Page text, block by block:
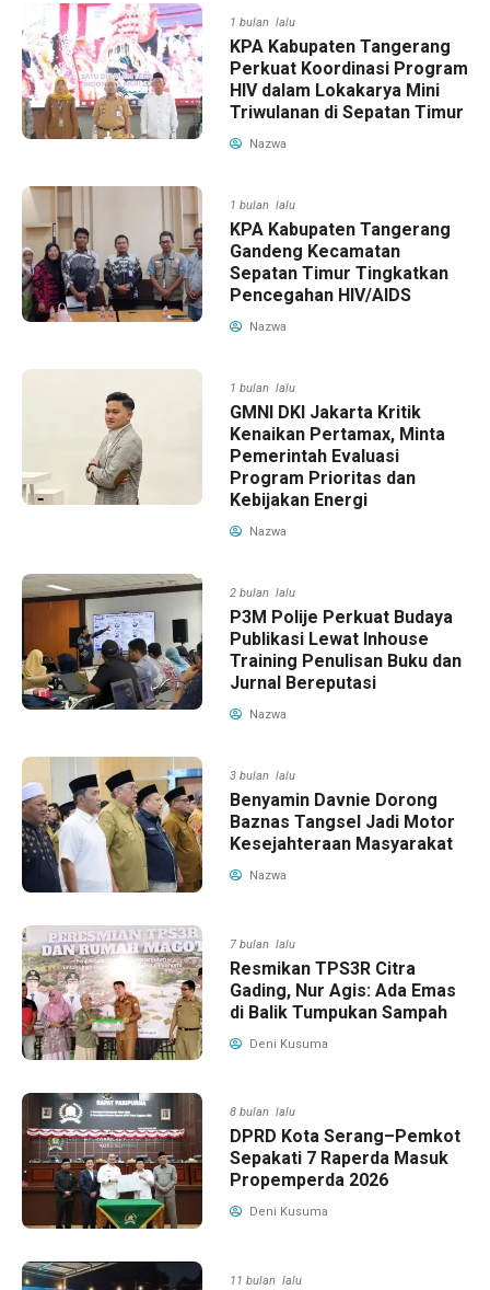
1 bulan lalu
KPA Kabupaten Tangerang
Perkuat Koordinasi Program
HIV dalam Lokakarya Mini
Triwulanan di Sepatan Timur
Nazwa
1 bulan lalu
KPA Kabupaten Tangerang
Gandeng Kecamatan
Sepatan Timur Tingkatkan
Pencegahan HIV/AIDS
Nazwa
1 bulan lalu
GMNI DKI Jakarta Kritik
Kenaikan Pertamax, Minta
Pemerintah Evaluasi
Program Prioritas dan
Kebijakan Energi
Nazwa
2 bulan lalu
P3M Polije Perkuat Budaya
Publikasi Lewat Inhouse
Training Penulisan Buku dan
Jurnal Bereputasi
Nazwa
3 bulan lalu
Benyamin Davnie Dorong
Baznas Tangsel Jadi Motor
Kesejahteraan Masyarakat
Nazwa
7 bulan lalu
Resmikan TPS3R Citra
Gading, Nur Agis: Ada Emas
di Balik Tumpukan Sampah
Deni Kusuma
8 bulan lalu
DPRD Kota Serang–Pemkot
Sepakati 7 Raperda Masuk
Propemperda 2026
Deni Kusuma
11 bulan lalu